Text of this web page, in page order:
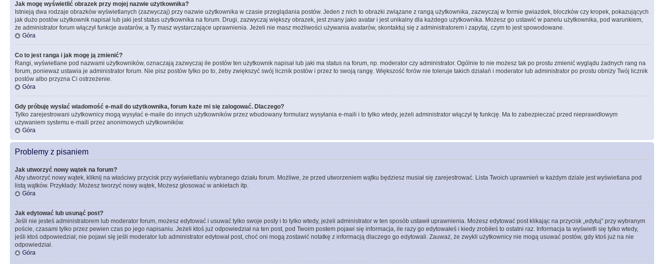
Jak mogę wyświetlić obrazek przy mojej nazwie użytkownika?
Istnieją dwa rodzaje obrazków wyświetlanych (zazwyczaj) przy nazwie użytkownika w czasie przeglądania postów. Jeden z nich to obrazki związane z rangą użytkownika, zazwyczaj w formie gwiazdek, bloczków czy kropek, pokazujących
jak dużo postów użytkownik napisał lub jaki jest status użytkownika na forum. Drugi, zazwyczaj większy obrazek, jest znany jako avatar i jest unikalny dla każdego użytkownika. Możesz go ustawić w panelu użytkownika, pod warunkiem,
że administrator forum włączył funkcje avatarów, a Ty masz wystarczające uprawnienia. Jeżeli nie masz możliwości używania avatarów, skontaktuj się z administratorem i zapytaj, czym to jest spowodowane.
Góra
Co to jest ranga i jak mogę ją zmienić?
Rangi, wyświetlane pod nazwami użytkowników, oznaczają zazwyczaj ile postów ten użytkownik napisał lub jaki ma status na forum, np. moderator czy administrator. Ogólnie to nie możesz tak po prostu zmienić wyglądu żadnych rang na
forum, ponieważ ustawia je administrator forum. Nie pisz postów tylko po to, żeby zwiększyć swój licznik postów i przez to swoją rangę. Większość forów nie toleruje takich działań i moderator lub administrator po prostu obniży Twój licznik
postów albo przyzna Ci ostrzeżenie.
Góra
Gdy próbuję wysłać wiadomość e-mail do użytkownika, forum każe mi się zalogować. Dlaczego?
Tylko zarejestrowani użytkownicy mogą wysyłać e-maile do innych użytkowników przez wbudowany formularz wysyłania e-maili i to tylko wtedy, jeżeli administrator włączył tę funkcję. Ma to zabezpieczać przed nieprawidłowym
używaniem systemu e-maili przez anonimowych użytkowników.
Góra
Problemy z pisaniem
Jak utworzyć nowy wątek na forum?
Aby utworzyć nowy wątek, kliknij na właściwy przycisk przy wyświetlaniu wybranego działu forum. Możliwe, że przed utworzeniem wątku będziesz musiał się zarejestrować. Lista Twoich uprawnień w każdym dziale jest wyświetlana pod
listą wątków. Przykłady: Możesz tworzyć nowy wątek, Możesz głosować w ankietach itp.
Góra
Jak edytować lub usunąć post?
Jeśli nie jesteś administratorem lub moderator forum, możesz edytować i usuwać tylko swoje posty i to tylko wtedy, jeżeli administrator w ten sposób ustawił uprawnienia. Możesz edytować post klikając na przycisk „edytuj” przy wybranym
poście, czasami tylko przez pewien czas po jego napisaniu. Jeżeli ktoś już odpowiedział na ten post, pod Twoim postem pojawi się informacja, ile razy go edytowałeś i kiedy zrobiłeś to ostatni raz. Informacja ta wyświetli się tylko wtedy,
jeśli ktoś odpowiedział; nie pojawi się jeśli moderator lub administrator edytował post, choć oni mogą zostawić notatkę z informacją dlaczego go edytowali. Zauważ, że zwykli użytkownicy nie mogą usuwać postów, gdy ktoś już na nie
odpowiedział.
Góra